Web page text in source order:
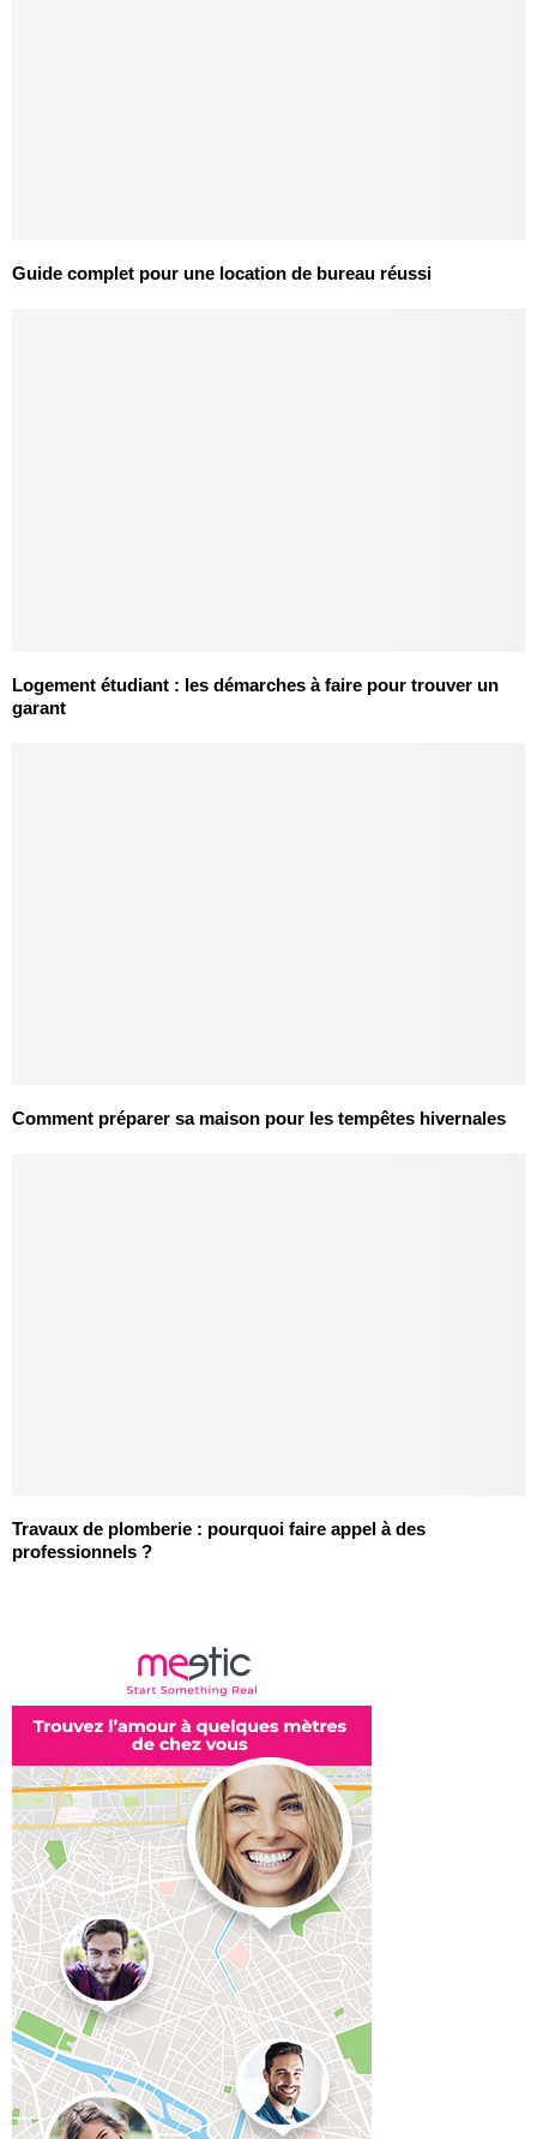
Guide complet pour une location de bureau réussi
Logement étudiant : les démarches à faire pour trouver un
garant
Comment préparer sa maison pour les tempêtes hivernales
Travaux de plomberie : pourquoi faire appel à des
professionnels ?